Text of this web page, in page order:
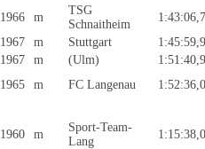
1966 m
TSG
Schnaitheim
1967 m Stuttgart
1967 m (Ulm)
1965 m FC Langenau
1960 m
Sport-Team-
Lang